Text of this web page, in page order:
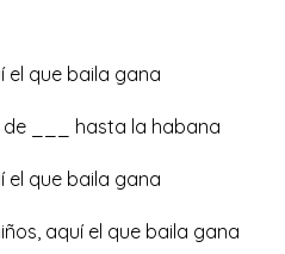
el que baila gana
___ hasta la habana
el que baila gana
aquí el que baila gana